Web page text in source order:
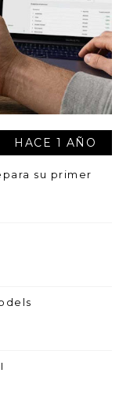
HACE 1 AÑO
su primer